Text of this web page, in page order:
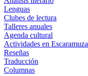
Lenguas
Clubes de lectura
Talleres anuales
Agenda cultural
Actividades en Escaramuza
Reseñas
Traducción
Columnas